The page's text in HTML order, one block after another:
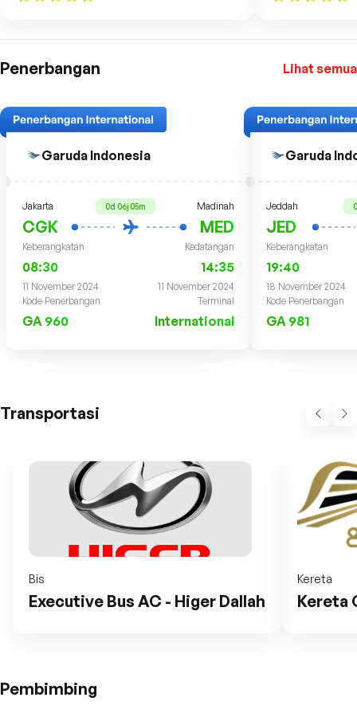
Penerbangan Lihat semua
Garuda Indonesia
Jakarta 0d 06j 05m Madinah
CGK MED
Keberangkatan Kedatangan
08:30 14:35
11 November 2024
11 November 2024
Kode Penerbangan
Terminal
GA 960 International
Garuda
Jeddah
JED
Keberangkatan
19:40
18 November 2024
Kode Penerbangan
GA 981
Transportasi
Bis
Executive Bus AC - Higer Dallah
Kereta
Kereta
Pembimbing